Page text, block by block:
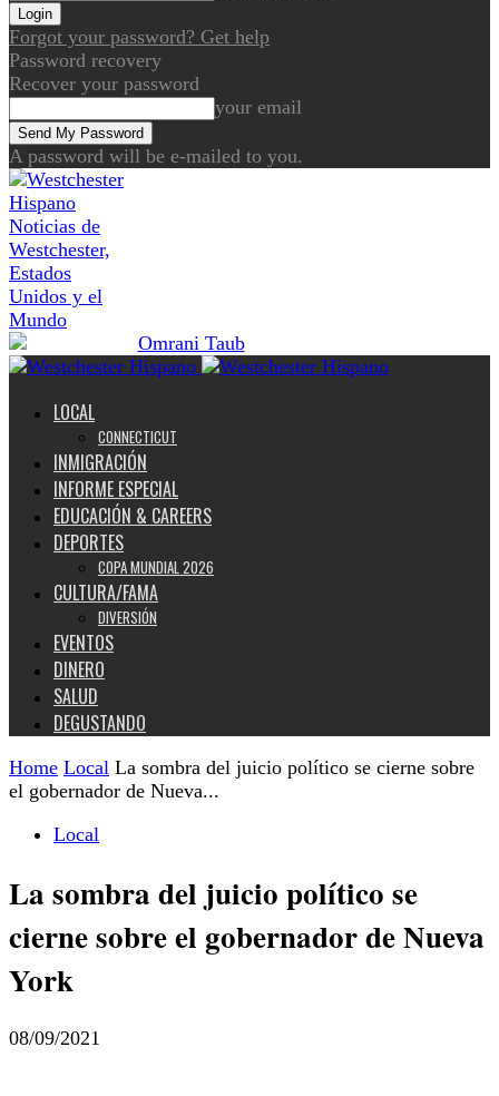
Forgot your password? Get help
Password recovery
Recover your password
your email
A password will be e-mailed to you.
Noticias de
Westchester,
Estados
Unidos y el
Mundo
LOCAL
CONNECTICUT
INMIGRACIÓN
INFORME ESPECIAL
EDUCACIÓN & CAREERS
DEPORTES
COPA MUNDIAL 2026
CULTURA/FAMA
DIVERSIÓN
EVENTOS
DINERO
SALUD
DEGUSTANDO
Home Local La sombra del juicio político se cierne sobre
el gobernador de Nueva...
Local
La sombra del juicio político se
cierne sobre el gobernador de Nueva
York
08/09/2021